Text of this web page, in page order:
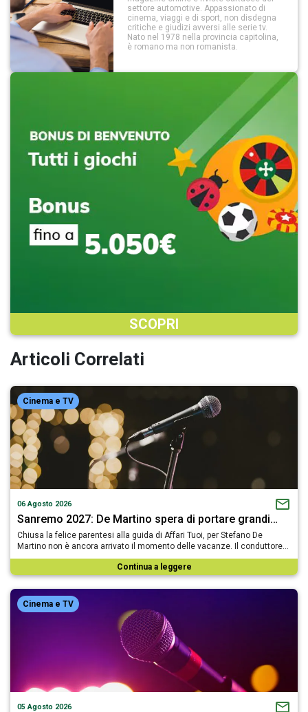
settore automotive. Appassionato di
cinema, viaggi e di sport, non disdegna
critiche e giudizi avversi alle serie tv.
Nato nel 1978 nella provincia capitolina,
è romano ma non romanista.
SCOPRI
Articoli Correlati
Cinema e TV
06 Agosto 2026
Sanremo 2027: De Martino spera di portare grandi…
Chiusa la felice parentesi alla guida di Affari Tuoi, per Stefano De
Martino non è ancora arrivato il momento delle vacanze. Il conduttore…
Continua a leggere
Cinema e TV
05 Agosto 2026